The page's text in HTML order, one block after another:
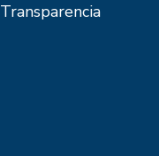
Transparencia